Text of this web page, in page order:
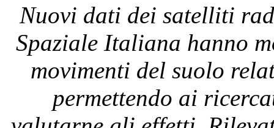
Nuovi dati dei satelliti
Spaziale Italiana hanno
movimenti del suolo
permettendo ai